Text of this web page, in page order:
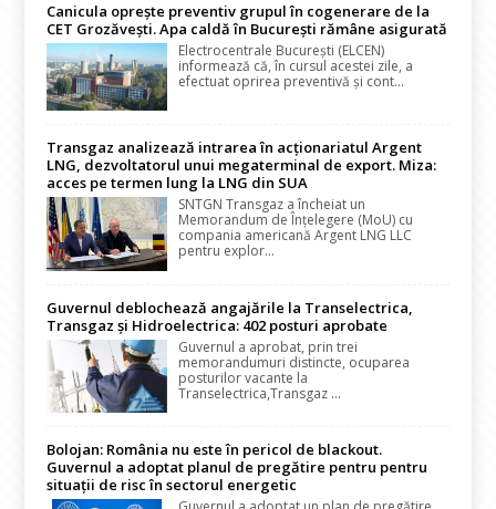
Canicula oprește preventiv grupul în cogenerare de la
CET Grozăvești. Apa caldă în București rămâne asigurată
Electrocentrale București (ELCEN)
informează că, în cursul acestei zile, a
efectuat oprirea preventivă și cont...
Transgaz analizează intrarea în acționariatul Argent
LNG, dezvoltatorul unui megaterminal de export. Miza:
acces pe termen lung la LNG din SUA
SNTGN Transgaz a încheiat un
Memorandum de Înțelegere (MoU) cu
compania americană Argent LNG LLC
pentru explor...
Guvernul deblochează angajările la Transelectrica,
Transgaz și Hidroelectrica: 402 posturi aprobate
Guvernul a aprobat, prin trei
memorandumuri distincte, ocuparea
posturilor vacante la
Transelectrica,Transgaz ...
Bolojan: România nu este în pericol de blackout.
Guvernul a adoptat planul de pregătire pentru pentru
situații de risc în sectorul energetic